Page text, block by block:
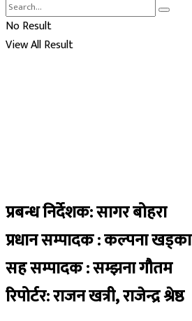
No Result
View All Result
प्रबन्ध निर्देशक: सागर बोहरा
प्रधान सम्पादक : कल्पना खड्का
सह सम्पादक : सम्झना गौतम
रिपोर्टर: राजन खत्री, राजेन्द्र श्रेष्ठ